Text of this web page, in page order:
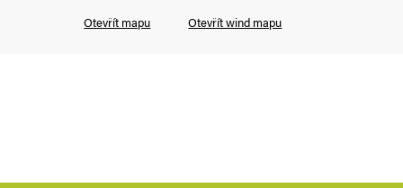
Otevřít mapu
Otevřít wind mapu